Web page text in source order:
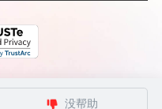
没帮助
Rights Reserved Kingsoft Corp.